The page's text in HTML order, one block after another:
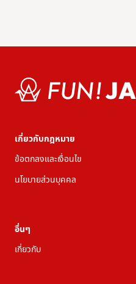
เกี่ยวกับกฎหมาย
ข้อตกลงและเงื่อนไข
นโยบายส่วนบุคคล
อื่นๆ
เกี่ยวกับ